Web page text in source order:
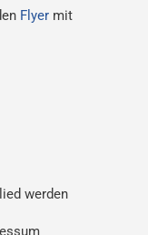
Flyer mit
werden